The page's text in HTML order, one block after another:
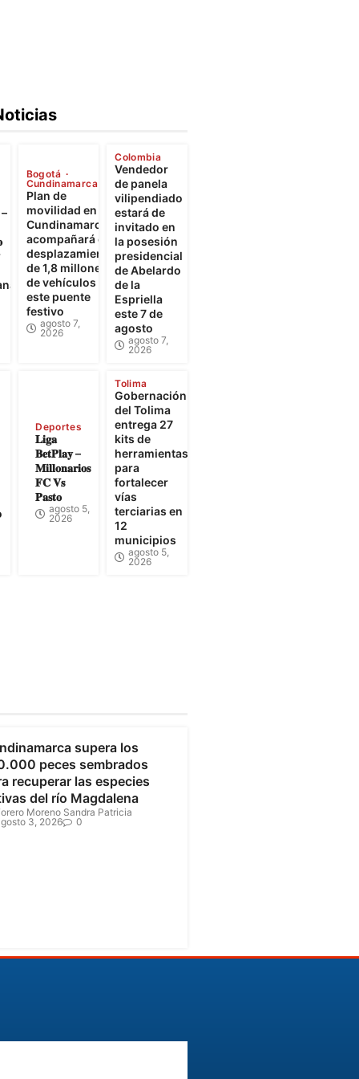
Bogotá
Cundinamarca
Plan de
movilidad en
Cundinamarca
acompañará el
desplazamiento
de 1,8 millones
de vehículos
este puente
festivo
agosto 7,
2026
Colombia
Vendedor
de panela
vilipendiado
estará de
invitado en
la posesión
presidencial
de Abelardo
de la
Espriella
este 7 de
agosto
agosto 7,
2026
Deportes
𝐋𝐢𝐠𝐚
𝐁𝐞𝐭𝐏𝐥𝐚𝐲 –
𝐌𝐢𝐥𝐥𝐨𝐧𝐚𝐫𝐢𝐨𝐬
𝐅𝐂 𝐕𝐬
𝐏𝐚𝐬𝐭𝐨
agosto 5,
2026
Tolima
Gobernación
del Tolima
entrega 27
kits de
herramientas
para
fortalecer
vías
terciarias en
12
municipios
agosto 5,
2026
supera los
peces sembrados
recuperar las especies
del río Magdalena
Moreno Sandra Patricia
3, 2026
0